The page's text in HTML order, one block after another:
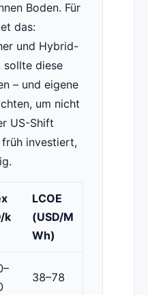
Boden. Für
das:
und Hybrid-
sollte diese
– und eigene
um nicht
US-Shift
investiert,
k
LCOE
(USD/M
Wh)
38–78